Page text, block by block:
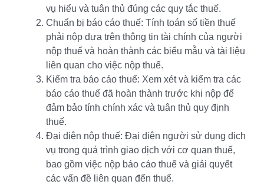
vụ hiểu và tuân thủ đúng các quy tắc thuế.
Chuẩn bị báo cáo thuế: Tính toán số tiền thuế
phải nộp dựa trên thông tin tài chính của người
nộp thuế và hoàn thành các biểu mẫu và tài liệu
liên quan cho việc nộp thuế.
Kiểm tra báo cáo thuế: Xem xét và kiểm tra các
báo cáo thuế đã hoàn thành trước khi nộp để
đảm bảo tính chính xác và tuân thủ quy định
thuế.
Đại diện nộp thuế: Đại diện người sử dụng dịch
vụ trong quá trình giao dịch với cơ quan thuế,
bao gồm việc nộp báo cáo thuế và giải quyết
các vấn đề liên quan đến thuế.